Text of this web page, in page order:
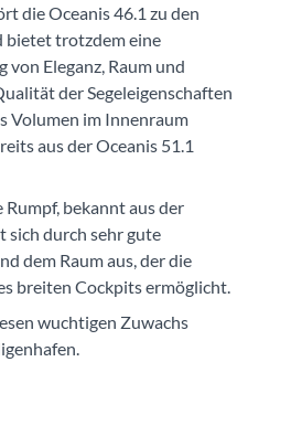
die Oceanis 46.1 zu den
bietet trotzdem eine
Eleganz, Raum und
der Segeleigenschaften
Volumen im Innenraum
aus der Oceanis 51.1
bekannt aus der
sich durch sehr gute
dem Raum aus, der die
breiten Cockpits ermöglicht.
wuchtigen Zuwachs